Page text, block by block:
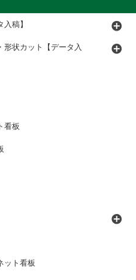
稿】
状カット【データ入
看板
ット看板